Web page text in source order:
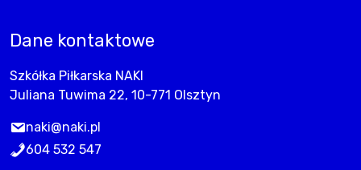
Dane kontaktowe
Szkółka Piłkarska NAKI
Juliana Tuwima 22, 10-771 Olsztyn
naki@naki.pl
604 532 547